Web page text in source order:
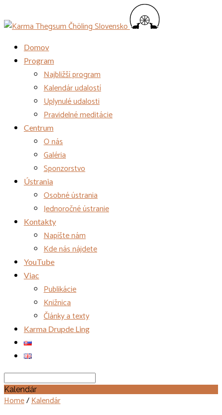
Domov
Program
Najbližší program
Kalendár udalostí
Uplynulé udalosti
Pravidelné meditácie
Centrum
O nás
Galéria
Sponzorstvo
Ústrania
Osobné ústrania
Jednoročné ústranie
Kontakty
Napíšte nám
Kde nás nájdete
YouTube
Viac
Publikácie
Knižnica
Články a texty
Karma Drupde Ling
Search
Kalendár
Home/Kalendár